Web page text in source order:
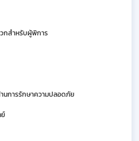
กสำหรับผู้พิการ
นการรักษาความปลอดภัย